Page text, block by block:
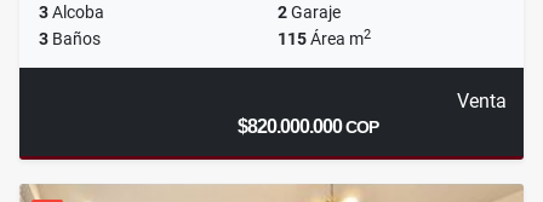
3Alcoba 2Garaje
3 Baños 115Área m2
Venta
$820.000.000COP